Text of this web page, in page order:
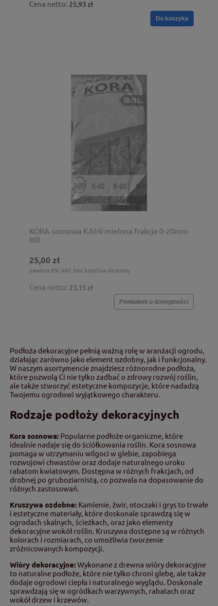
Cena netto: 25,93 zł
Do koszyka
KORA sosnowa KAMI mielona frakcja 0-20mm
80l
25,00 zł
zawiera 8% VAT, bez kosztów dostawy
Cena netto: 23,15 zł
Powiadom o dostępności
Podłoża dekoracyjne pełnią ważną rolę w aranżacji ogrodu,
działając zarówno jako element ozdobny, jak i funkcjonalny.
W naszym asortymencie znajdziesz różnorodne podłoża,
które pozwolą Ci nie tylko zadbać o zdrowy rozwój roślin,
ale także stworzyć estetyczne kompozycje, które nadadzą
Twojemu ogrodowi wyjątkowego charakteru.
Rodzaje podłoży dekoracyjnych
Kora sosnowa: Popularne podłoże organiczne, które
idealnie nadaje się do ściółkowania roślin. Kora sosnowa
pomaga w utrzymaniu wilgoci w glebie, zapobiega
rozwojowi chwastów oraz dodaje naturalnego uroku
rabatom kwiatowym. Dostępna w różnych frakcjach, od
drobnej po gruboziarnistą, co pozwala na dopasowanie do
różnych zastosowań.
Kruszywa ozdobne: Kamienie, żwir, otoczaki i grys to trwałe
i estetyczne materiały, które doskonale sprawdzą się w
ogrodach skalnych, ścieżkach, oraz jako elementy
dekoracyjne wokół roślin. Kruszywa dostępne są w różnych
kolorach i rozmiarach, co umożliwia tworzenie
zróżnicowanych kompozycji.
Wióry dekoracyjne:Wykonane z drewna wióry dekoracyjne
to naturalne podłoże, które nie tylko chroni glebę, ale także
dodaje ogrodowi ciepła i naturalnego wyglądu. Doskonale
sprawdzają się w ogródkach warzywnych, rabatach oraz
wokół drzew i krzewów.